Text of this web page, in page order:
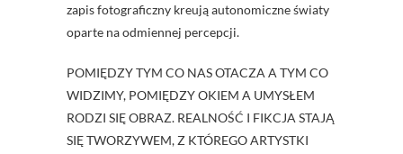
zapis fotograficzny kreują autonomiczne światy
oparte na odmiennej percepcji.
POMIĘDZY TYM CO NAS OTACZA A TYM CO
WIDZIMY, POMIĘDZY OKIEM A UMYSŁEM
RODZI SIĘ OBRAZ. REALNOŚĆ I FIKCJA STAJĄ
SIĘ TWORZYWEM, Z KTÓREGO ARTYSTKI